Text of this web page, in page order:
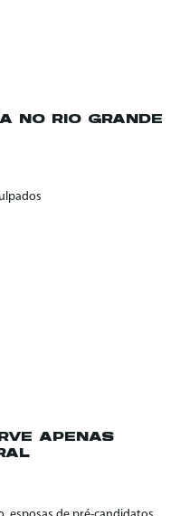
NO RIO GRANDE
APENAS